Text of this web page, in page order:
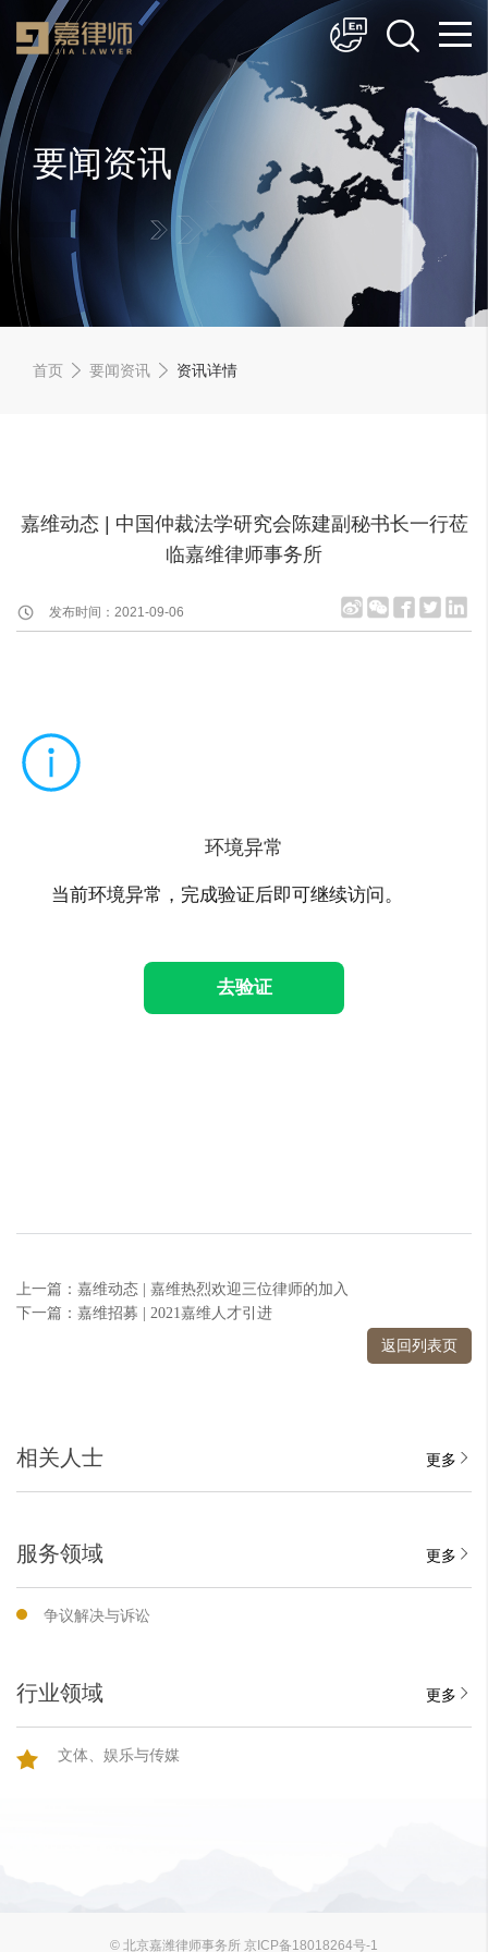
简体中文
English
要闻资讯
首页 要闻资讯 资讯详情
嘉维动态 | 中国仲裁法学研究会陈建副秘书长一行莅
临嘉维律师事务所
发布时间：2021-09-06
环境异常
当前环境异常，完成验证后即可继续访问。
去验证
上一篇：嘉维动态 | 嘉维热烈欢迎三位律师的加入
下一篇：嘉维招募 | 2021嘉维人才引进
返回列表页
相关人士 更多
服务领域 更多
争议解决与诉讼
行业领域 更多
文体、娱乐与传媒
© 北京嘉潍律师事务所 京ICP备18018264号-1